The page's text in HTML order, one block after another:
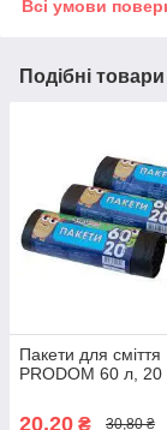
Всі умови
Подібні
Пакети для сміття
PRODOM 60 л, 20
20,20 ₴ 30,80 ₴